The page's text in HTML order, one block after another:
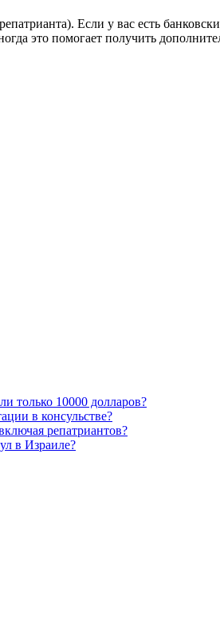
Если у вас есть
это помогает получить
только 10000 долларов?
в консульстве?
репатриантов?
в Израиле?